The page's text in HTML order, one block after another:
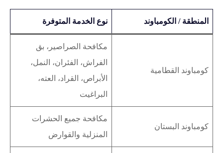
المنطقة / الكومباوند نوع الخدمة المتوفرة
كومباوند القطامية
مكافحة الصراصير، بق
الفراش، الفئران، النمل،
الأبراص، القراد، العته،
البراغيت
كومباوند البستان
مكافحة جميع الحشرات
المنزلية والقوارض